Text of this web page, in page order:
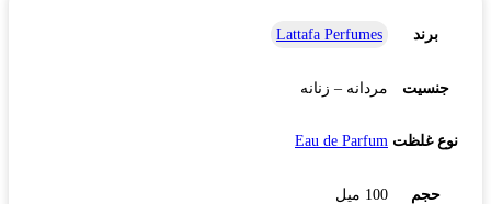
برند Lattafa Perfumes
جنسیت مردانه – زنانه
نوع غلظت Eau de Parfum
حجم 100 میل